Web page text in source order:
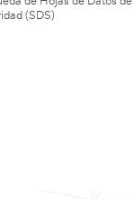
(SDS)